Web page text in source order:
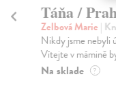
Táňa /
Zelbová Marie |
Nikdy jsme nebyli
Vítejte v mámině
Na sklade ?